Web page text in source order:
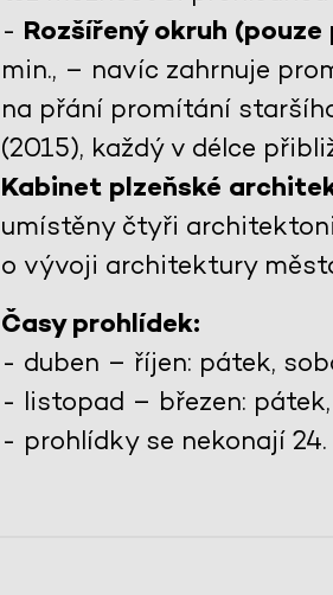
- Rozšířený okruh
min., – navíc zahrnuje
na přání promítání
(2015), každý v délce
Kabinet plzeňské
umístěny čtyři
o vývoji architektury
Časy prohlídek:
- duben – říjen: pátek,
- listopad – březen:
- prohlídky se nekonají 24.